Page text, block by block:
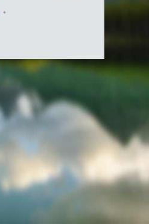
Symbole
du